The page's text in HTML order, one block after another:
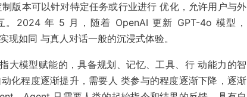
版本可以针对特定任务或行业进行 优化，允许用户与外
2024 年 5 月，随着 OpenAI 更新 GPT-4o 模型，
如同 与真人对话一般的沉浸式体验。
模型赋能的，具备规划、记忆、工具、行 动能力的智
化程度逐渐提升，需要人 类参与的程度逐渐下降，逐渐